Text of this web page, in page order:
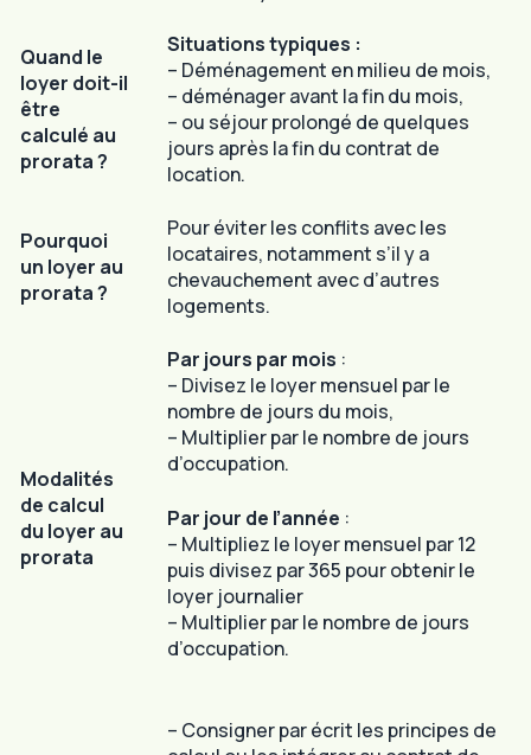
Quand le
loyer doit-il
être
calculé au
prorata ?
Situations typiques :
– Déménagement en milieu de mois,
– déménager avant la fin du mois,
– ou séjour prolongé de quelques
jours après la fin du contrat de
location.
Pourquoi
un loyer au
prorata ?
Pour éviter les conflits avec les
locataires, notamment s’il y a
chevauchement avec d’autres
logements.
Modalités
de calcul
du loyer au
prorata
Par jours par mois :
– Divisez le loyer mensuel par le
nombre de jours du mois,
– Multiplier par le nombre de jours
d’occupation.
Par jour de l’année :
– Multipliez le loyer mensuel par 12
puis divisez par 365 pour obtenir le
loyer journalier
– Multiplier par le nombre de jours
d’occupation.
– Consigner par écrit les principes de